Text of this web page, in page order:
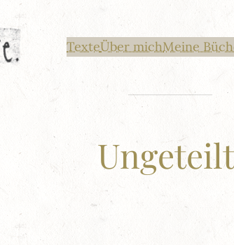
TexteÜber michMeine